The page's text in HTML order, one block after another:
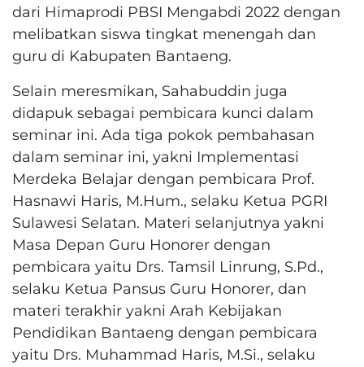
dari Himaprodi PBSI Mengabdi 2022 dengan
melibatkan siswa tingkat menengah dan
guru di Kabupaten Bantaeng.
Selain meresmikan, Sahabuddin juga
didapuk sebagai pembicara kunci dalam
seminar ini. Ada tiga pokok pembahasan
dalam seminar ini, yakni Implementasi
Merdeka Belajar dengan pembicara Prof.
Hasnawi Haris, M.Hum., selaku Ketua PGRI
Sulawesi Selatan. Materi selanjutnya yakni
Masa Depan Guru Honorer dengan
pembicara yaitu Drs. Tamsil Linrung, S.Pd.,
selaku Ketua Pansus Guru Honorer, dan
materi terakhir yakni Arah Kebijakan
Pendidikan Bantaeng dengan pembicara
yaitu Drs. Muhammad Haris, M.Si., selaku